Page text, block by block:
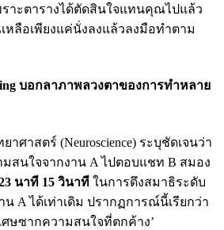
ราะตารางได้ตัดสินใจแทนคุณไปแล้ว
ลือเพียงแค่นั่งลงแล้วลงมือทำตาม
บอกลาภาพลวงตาของการทำหลาย
ศาสตร์ (Neuroscience) ระบุชัดเจนว่า
สนใจจากงาน A ไปตอบแชท B สมอง
นาที 15 วินาที ในการดึงสมาธิระดับ
A ได้เท่าเดิม ปรากฏการณ์นี้เรียกว่า
ศษซากความสนใจที่ตกค้าง’